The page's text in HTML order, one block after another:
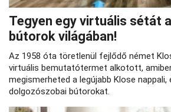
Tegyen egy virtuális sétát
bútorok világában!
Az 1958 óta töretlenül fejlődő német
virtuális bemutatótermet alkotott,
megismerheted a legújabb Klose nappali,
dolgozószobai bútorokat.